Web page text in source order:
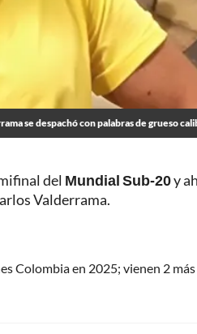
se despachó con palabras de grueso
del Mundial Sub-20y
Valderrama.
Colombia en 2025; vienen 2 más